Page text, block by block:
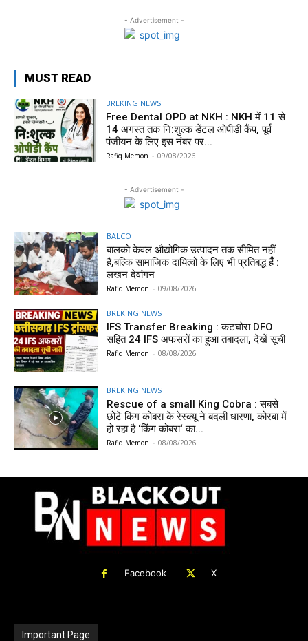
- Advertisement -
MUST READ
BREKING NEWS
Free Dental OPD at NKH : NKH में 11 से
14 अगस्त तक नि:शुल्क डेंटल ओपीडी कैंप, पूर्व
पंजीयन के लिए इस नंबर पर...
Rafiq Memon - 09/08/2026
- Advertisement -
BALCO
बालको केवल औद्योगिक उत्पादन तक सीमित नहीं
है,बल्कि सामाजिक दायित्वों के लिए भी प्रतिबद्ध हैँ :
लखन देवांगन
Rafiq Memon - 09/08/2026
BREKING NEWS
IFS Transfer Breaking : कटघोरा DFO
सहित 24 IFS अफसरों का हुआ तबादला, देखें सूची
Rafiq Memon - 08/08/2026
BREKING NEWS
Rescue of a small King Cobra : सबसे
छोटे किंग कोबरा के रेस्क्यू ने बदली धारणा, कोरबा में
हो रहा है ‘किंग कोबरा‘ का...
Rafiq Memon - 08/08/2026
Facebook X
Important Page